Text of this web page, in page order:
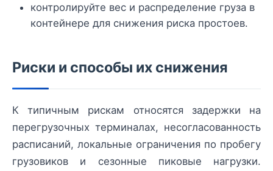
контролируйте вес и распределение груза в
контейнере для снижения риска простоев.
Риски и способы их снижения
К типичным рискам относятся задержки на
перегрузочных терминалах, несогласованность
расписаний, локальные ограничения по пробегу
грузовиков и сезонные пиковые нагрузки.